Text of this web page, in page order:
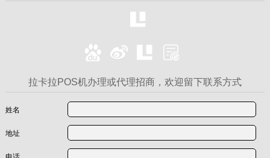
拉卡拉POS机办理或代理招商，欢迎留下联系方式
姓名
地址